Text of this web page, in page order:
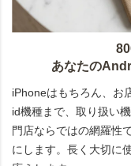
あなたの
iPhoneはもちろん、お
id機種まで、取り扱い
門店ならではの網羅性
にします。長く大切に